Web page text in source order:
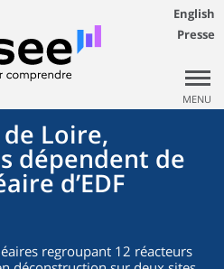
English
Presse
MENU
Loire,
dépendent de
d’EDF
regroupant 12 réacteurs